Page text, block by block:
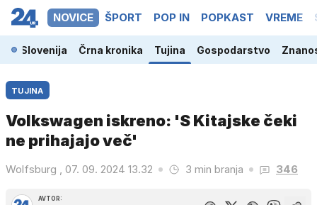
NOVICE ŠPORT POP IN POPKAST VREME
Slovenija Črna kronika Tujina Gospodarstvo
TUJINA
Volkswagen iskreno: 'S Kitajske čeki
ne prihajajo več'
Wolfsburg , 07. 09. 2024 13.32 3 min branja 346
AVTOR: